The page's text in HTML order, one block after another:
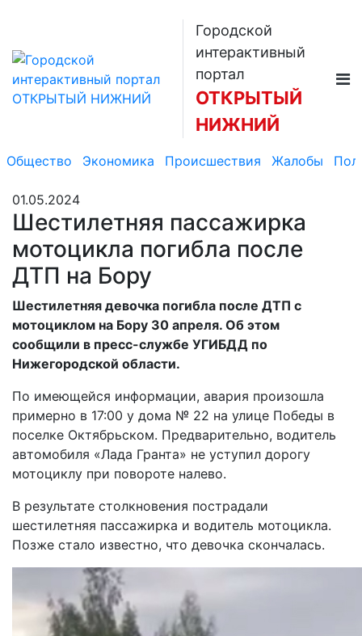
Городской
интерактивный
портал
ОТКРЫТЫЙ
НИЖНИЙ
Общество Экономика Происшествия Жалобы
01.05.2024
Шестилетняя пассажирка
мотоцикла погибла после
ДТП на Бору
Шестилетняя девочка погибла после ДТП с
мотоциклом на Бору 30 апреля. Об этом
сообщили в пресс-службе УГИБДД по
Нижегородской области.
По имеющейся информации, авария произошла
примерно в 17:00 у дома № 22 на улице Победы в
поселке Октябрьском. Предварительно, водитель
автомобиля «Лада Гранта» не уступил дорогу
мотоциклу при повороте налево.
В результате столкновения пострадали
шестилетняя пассажирка и водитель мотоцикла.
Позже стало известно, что девочка скончалась.